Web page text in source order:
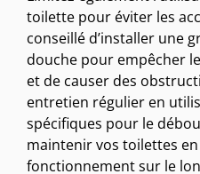
toilette pour éviter les
conseillé d’installer une
douche pour empêcher
et de causer des
entretien régulier en
spécifiques pour le
maintenir vos toilettes
fonctionnement sur le